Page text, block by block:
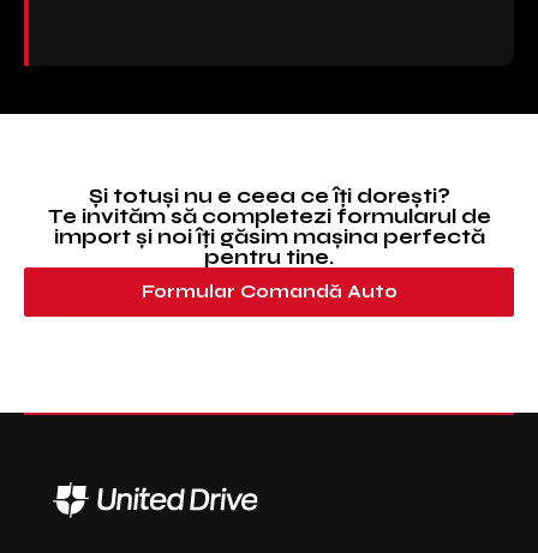
Și totuși nu e ceea ce îți dorești?
Te invităm să completezi formularul de
import și noi îți găsim mașina perfectă
pentru tine.
Formular Comandă Auto